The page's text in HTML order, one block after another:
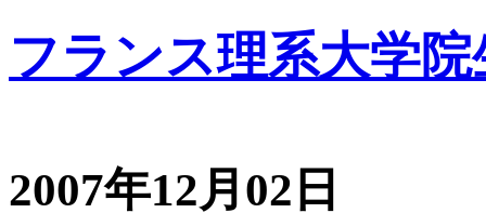
フランス理系大学
2007年12月02日